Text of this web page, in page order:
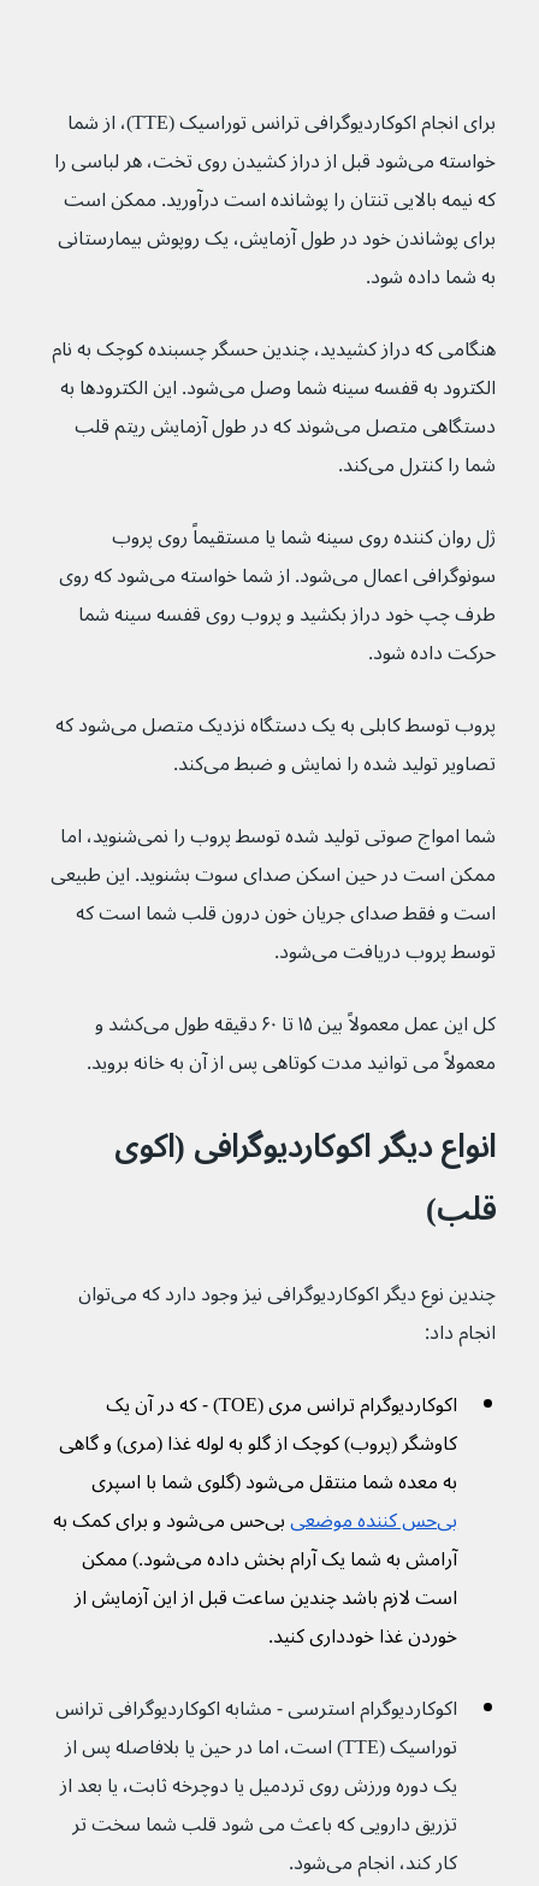
برای انجام اکوکاردیوگرافی ترانس توراسیک (TTE)، از شما
خواسته می‌شود قبل از دراز کشیدن روی تخت، هر لباسی را
که نیمه بالایی تنتان را پوشانده است درآورید. ممکن است
برای پوشاندن خود در طول آزمایش، یک روپوش بیمارستانی
به شما داده شود.
هنگامی که دراز کشیدید، چندین حسگر چسبنده کوچک به نام
الکترود به قفسه سینه شما وصل می‌شود. این الکترودها به
دستگاهی متصل می‌شوند که در طول آزمایش ریتم قلب
شما را کنترل می‌کند.
ژل روان کننده روی سینه شما یا مستقیماً روی پروب
سونوگرافی اعمال می‌شود. از شما خواسته می‌شود که روی
طرف چپ خود دراز بکشید و پروب روی قفسه سینه شما
حرکت داده شود.
پروب توسط کابلی به یک دستگاه نزدیک متصل می‌شود که
تصاویر تولید شده را نمایش و ضبط می‌کند.
شما امواج صوتی تولید شده توسط پروب را نمی‌شنوید، اما
ممکن است در حین اسکن صدای سوت بشنوید. این طبیعی
است و فقط صدای جریان خون درون قلب شما است که
توسط پروب دریافت می‌شود.
کل این عمل معمولاً بین ۱۵ تا ۶۰ دقیقه طول می‌کشد و
معمولاً می توانید مدت کوتاهی پس از آن به خانه بروید.
انواع دیگر اکوکاردیوگرافی (اکوی
قلب)
چندین نوع دیگر اکوکاردیوگرافی نیز وجود دارد که می‌توان
انجام داد:
اکوکاردیوگرام ترانس مری (TOE) - که در آن یک
کاوشگر (پروب) کوچک از گلو به لوله غذا (مری) و گاهی
به معده شما منتقل می‌شود (گلوی شما با اسپری
بی‌حس کننده موضعی
بی‌حس می‌شود و برای کمک به
آرامش به شما یک آرام بخش داده می‌شود.) ممکن
است لازم باشد چندین ساعت قبل از این آزمایش از
خوردن غذا خودداری کنید.
اکوکاردیوگرام استرسی - مشابه اکوکاردیوگرافی ترانس
توراسیک (TTE) است، اما در حین یا بلافاصله پس از
یک دوره ورزش روی تردمیل یا دوچرخه ثابت، یا بعد از
تزریق دارویی كه باعث می شود قلب شما سخت تر
كار كند، انجام می‌شود.